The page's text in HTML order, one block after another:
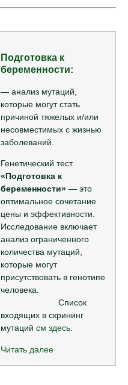
Подготовка к
беременности:
— анализ мутаций,
которые могут стать
причиной тяжелых и/или
несовместимых с жизнью
заболеваний.
Генетический тест
«Подготовка к
беременности» — это
оптимальное сочетание
цены и эффективности.
Исследование включает
анализ ограниченного
количества мутаций,
которые могут
присутствовать в генотипе
человека.
Список
входящих в скрининг
мутаций см здесь.
Читать далее